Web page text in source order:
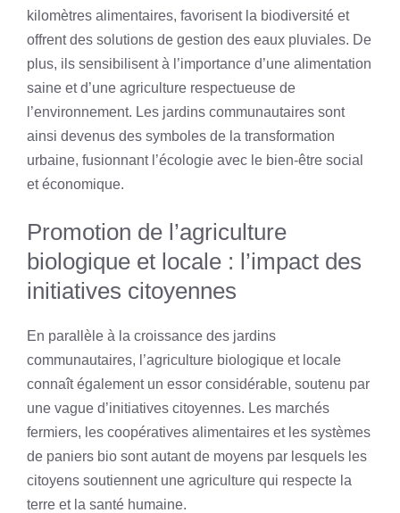
kilomètres alimentaires, favorisent la biodiversité et
offrent des solutions de gestion des eaux pluviales. De
plus, ils sensibilisent à l’importance d’une alimentation
saine et d’une agriculture respectueuse de
l’environnement. Les jardins communautaires sont
ainsi devenus des symboles de la transformation
urbaine, fusionnant l’écologie avec le bien-être social
et économique.
Promotion de l’agriculture
biologique et locale : l’impact des
initiatives citoyennes
En parallèle à la croissance des jardins
communautaires, l’agriculture biologique et locale
connaît également un essor considérable, soutenu par
une vague d’initiatives citoyennes. Les marchés
fermiers, les coopératives alimentaires et les systèmes
de paniers bio sont autant de moyens par lesquels les
citoyens soutiennent une agriculture qui respecte la
terre et la santé humaine.